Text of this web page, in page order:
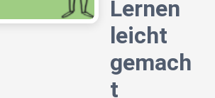
Lernen
leicht
gemach
t